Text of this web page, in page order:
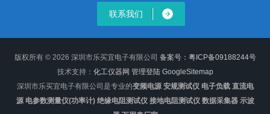
联系我们
版权所有 © 2026 深圳市乐买宜电子有限公司 备案号：粤ICP备09188244号
技术支持： 化工仪器网 管理登陆 GoogleSitemap
深圳市乐买宜电子有限公司是专业的变频电源 安规测试仪 电子负载 直流电
源 电参数测量仪(功率计) 绝缘电阻测试仪 接地电阻测试仪 数据采集器 示波